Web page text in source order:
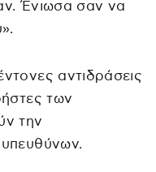
Ένιωσα σαν να
αντιδράσεις
των
την
υπευθύνων.